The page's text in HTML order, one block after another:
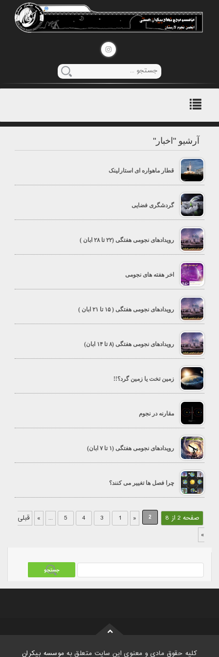
منوی
اصلی
آرشیو "اخبار"
قطار ماهواره ای استارلینک
گردشگری فضایی
رویدادهای نجومی هفتگی (۲۲ تا ۲۸ ابان )
اخر هفته های نجومی
رویدادهای نجومی هفتگی ( ۱۵ تا ۲۱ ابان )
رویدادهای نجومی هفتگی (۸ تا ۱۴ ابان)
زمین تخت یا زمین گرد؟!!
مقارنه در نجوم
رویدادهای نجومی هفتگی (۱ تا ۷ ابان)
چرا فصل ها تغییر می کنند؟
صفحه 2 از 8 «
1 2
3
4
5
...
»
قبلی
»
کلیه حقوق مادی و معنوی این سایت متعلق به موسسه بیکران